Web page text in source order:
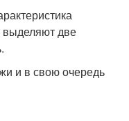
выделяют две
и в свою очередь